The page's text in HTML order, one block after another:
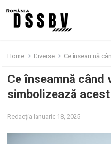
Home Diverse Ce înseamnă când
Ce înseamnă când
simbolizează
Redacția Ianuarie 18, 2025